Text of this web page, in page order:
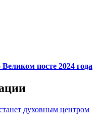
посте 2024 года